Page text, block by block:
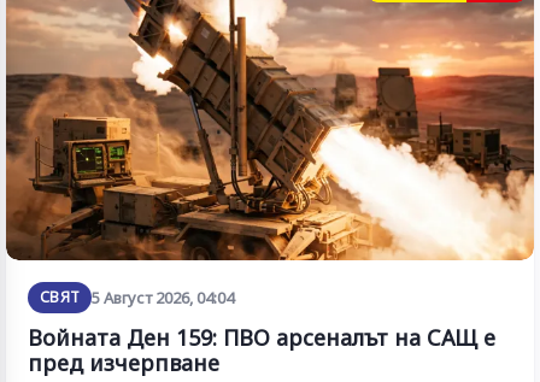
СВЯТ 5 Август 2026, 04:04
Войната Ден 159: ПВО арсеналът на САЩ е
пред изчерпване